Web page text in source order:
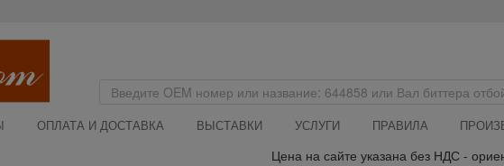
ОПЛАТА И ДОСТАВКА ВЫСТАВКИ УСЛУГИ ПРАВИЛА
Цена на сайте указана без НДС -